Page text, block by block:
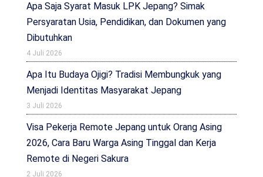
Apa Saja Syarat Masuk LPK Jepang? Simak
Persyaratan Usia, Pendidikan, dan Dokumen yang
Dibutuhkan
4 Juli 2026
Apa Itu Budaya Ojigi? Tradisi Membungkuk yang
Menjadi Identitas Masyarakat Jepang
3 Juli 2026
Visa Pekerja Remote Jepang untuk Orang Asing
2026, Cara Baru Warga Asing Tinggal dan Kerja
Remote di Negeri Sakura
2 Juli 2026